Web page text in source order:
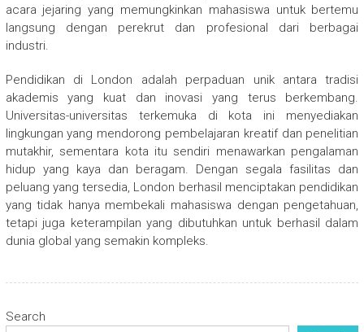
acara jejaring yang memungkinkan mahasiswa untuk bertemu
langsung dengan perekrut dan profesional dari berbagai
industri.
Pendidikan di London adalah perpaduan unik antara tradisi
akademis yang kuat dan inovasi yang terus berkembang.
Universitas-universitas terkemuka di kota ini menyediakan
lingkungan yang mendorong pembelajaran kreatif dan penelitian
mutakhir, sementara kota itu sendiri menawarkan pengalaman
hidup yang kaya dan beragam. Dengan segala fasilitas dan
peluang yang tersedia, London berhasil menciptakan pendidikan
yang tidak hanya membekali mahasiswa dengan pengetahuan,
tetapi juga keterampilan yang dibutuhkan untuk berhasil dalam
dunia global yang semakin kompleks.
Search